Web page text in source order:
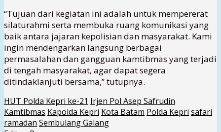
“Tujuan dari kegiatan ini adalah untuk mempererat
silaturahmi serta membuka ruang komunikasi yang
baik antara jajaran kepolisian dan masyarakat. Kami
ingin mendengarkan langsung berbagai
permasalahan dan gangguan kamtibmas yang terjadi
di tengah masyarakat, agar dapat segera
ditindaklanjuti bersama,” tutupnya.
HUT Polda Kepri ke-21 Irjen Pol Asep Safrudin
Kamtibmas Kapolda Kepri Kota Batam Polda Kepri safari
ramadan Sembulang Galang